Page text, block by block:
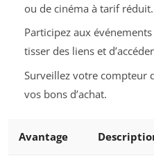
ou de cinéma à tarif réduit.
Participez aux
tisser des liens et
Surveillez votre compteur
vos bons d’achat.
Avantage